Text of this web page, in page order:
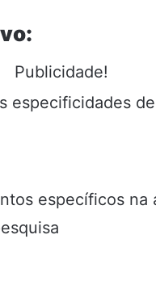
Publicidade!
especificidades
específicos na